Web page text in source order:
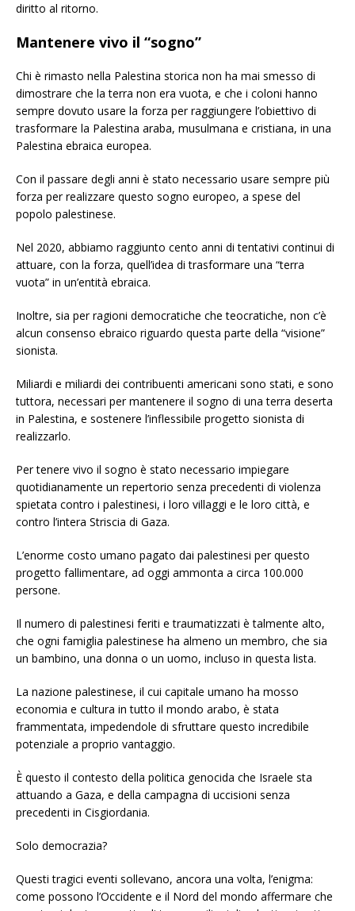
diritto al ritorno.
Mantenere vivo il “sogno”
Chi è rimasto nella Palestina storica non ha mai smesso di
dimostrare che la terra non era vuota, e che i coloni hanno
sempre dovuto usare la forza per raggiungere l’obiettivo di
trasformare la Palestina araba, musulmana e cristiana, in una
Palestina ebraica europea.
Con il passare degli anni è stato necessario usare sempre più
forza per realizzare questo sogno europeo, a spese del
popolo palestinese.
Nel 2020, abbiamo raggiunto cento anni di tentativi continui di
attuare, con la forza, quell’idea di trasformare una “terra
vuota” in un’entità ebraica.
Inoltre, sia per ragioni democratiche che teocratiche, non c’è
alcun consenso ebraico riguardo questa parte della “visione”
sionista.
Miliardi e miliardi dei contribuenti americani sono stati, e sono
tuttora, necessari per mantenere il sogno di una terra deserta
in Palestina, e sostenere l’inflessibile progetto sionista di
realizzarlo.
Per tenere vivo il sogno è stato necessario impiegare
quotidianamente un repertorio senza precedenti di violenza
spietata contro i palestinesi, i loro villaggi e le loro città, e
contro l’intera Striscia di Gaza.
L’enorme costo umano pagato dai palestinesi per questo
progetto fallimentare, ad oggi ammonta a circa 100.000
persone.
Il numero di palestinesi feriti e traumatizzati è talmente alto,
che ogni famiglia palestinese ha almeno un membro, che sia
un bambino, una donna o un uomo, incluso in questa lista.
La nazione palestinese, il cui capitale umano ha mosso
economia e cultura in tutto il mondo arabo, è stata
frammentata, impedendole di sfruttare questo incredibile
potenziale a proprio vantaggio.
È questo il contesto della politica genocida che Israele sta
attuando a Gaza, e della campagna di uccisioni senza
precedenti in Cisgiordania.
Solo democrazia?
Questi tragici eventi sollevano, ancora una volta, l’enigma:
come possono l’Occidente e il Nord del mondo affermare che